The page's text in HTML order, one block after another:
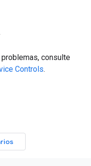
consulte
Controls.